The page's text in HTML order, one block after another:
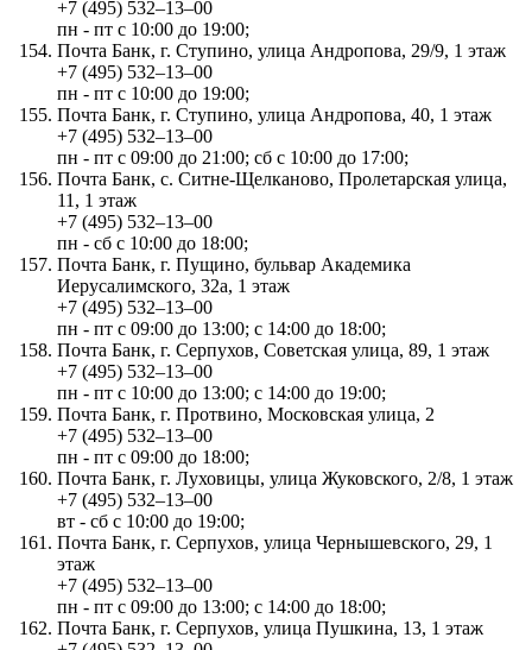
+7 (495) 532‒13‒00
пн - пт с 10:00 до 19:00;
Почта Банк, г. Ступино, улица Андропова, 29/9, 1 этаж
+7 (495) 532‒13‒00
пн - пт с 10:00 до 19:00;
Почта Банк, г. Ступино, улица Андропова, 40, 1 этаж
+7 (495) 532‒13‒00
пн - пт с 09:00 до 21:00; сб с 10:00 до 17:00;
Почта Банк, с. Ситне-Щелканово, Пролетарская улица,
11, 1 этаж
+7 (495) 532‒13‒00
пн - сб с 10:00 до 18:00;
Почта Банк, г. Пущино, бульвар Академика
Иерусалимского, 32а, 1 этаж
+7 (495) 532‒13‒00
пн - пт с 09:00 до 13:00; с 14:00 до 18:00;
Почта Банк, г. Серпухов, Советская улица, 89, 1 этаж
+7 (495) 532‒13‒00
пн - пт с 10:00 до 13:00; с 14:00 до 19:00;
Почта Банк, г. Протвино, Московская улица, 2
+7 (495) 532‒13‒00
пн - пт с 09:00 до 18:00;
Почта Банк, г. Луховицы, улица Жуковского, 2/8, 1 этаж
+7 (495) 532‒13‒00
вт - сб с 10:00 до 19:00;
Почта Банк, г. Серпухов, улица Чернышевского, 29, 1
этаж
+7 (495) 532‒13‒00
пн - пт с 09:00 до 13:00; с 14:00 до 18:00;
Почта Банк, г. Серпухов, улица Пушкина, 13, 1 этаж